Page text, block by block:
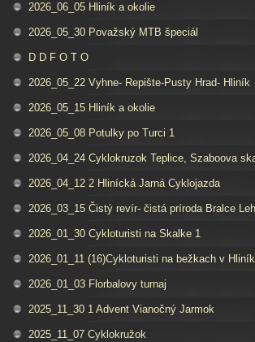
2026_06_05 Hliník a okolie
2026_05_30 Považský MTB špeciál
D D F O T O
2026_05_22 Vyhne- Repište-Pusty Hrad- Hliník
2026_05_15 Hliník a okolie
2026_05_08 Potulky po Turci 1
2026_04_24 Cyklokruzok Teplice, Szaboova
2026_04_12 2 Hlinícká Jarná Cyklojazda
2026_03_15 Čistý revír- čistá príroda Bralce
2026_01_30 Cykloturisti na Skalke 1
2026_01_11 (16)Cykloturisti na bežkach v
2026_01_03 Florbalovy turnaj
2025_11_30 1 Advent Vianočný Jarmok
2025_11_07 Cyklokružok